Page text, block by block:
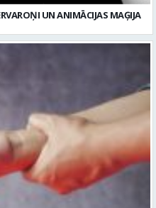
UN ANIMĀCIJAS MAĢIJA